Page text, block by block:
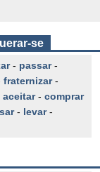
se
- passar-
fraternizar-
aceitar- comprar
- levar-